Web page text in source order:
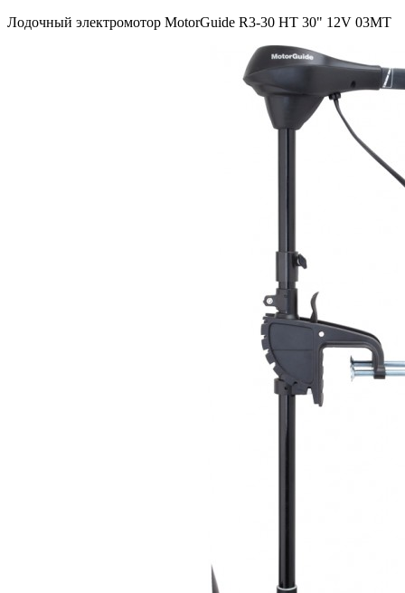
Лодочный электромотор MotorGuide R3-30 HT 30" 12V 03MT